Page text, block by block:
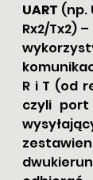
UART (np.
Rx2/Tx2)
R i T (od
czyli